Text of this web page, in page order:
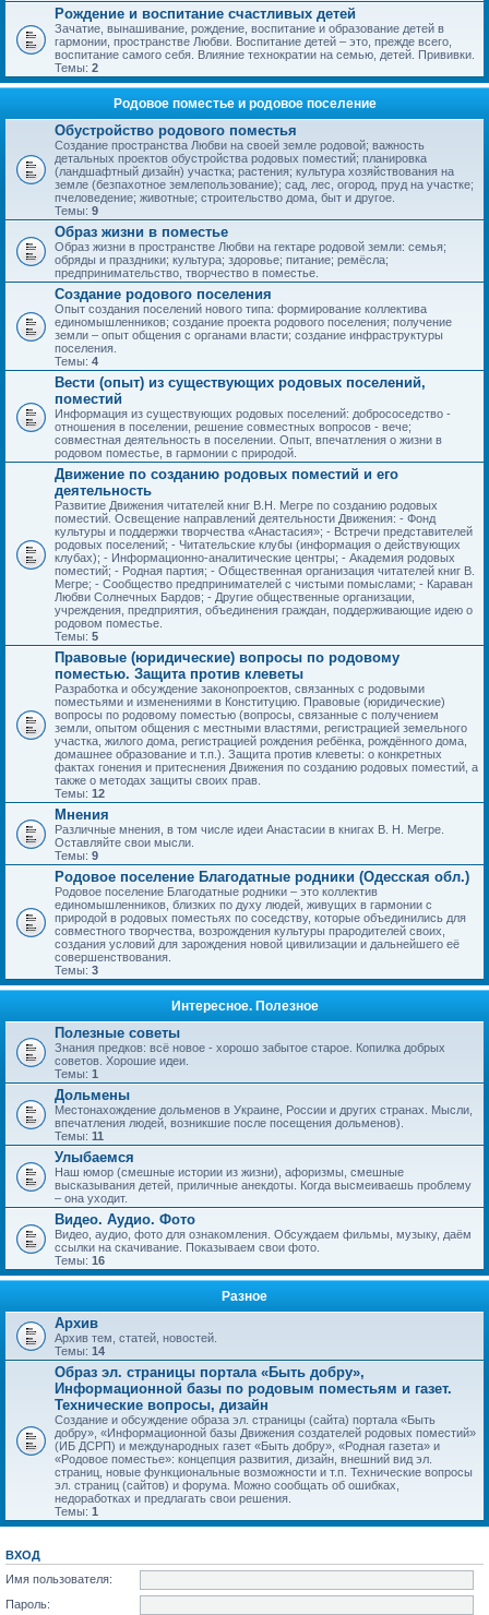
Рождение и воспитание счастливых детей
Зачатие, вынашивание, рождение, воспитание и образование детей в
гармонии, пространстве Любви. Воспитание детей – это, прежде всего,
воспитание самого себя. Влияние технократии на семью, детей. Прививки.
Темы: 2
Родовое поместье и родовое поселение
Обустройство родового поместья
Создание пространства Любви на своей земле родовой; важность
детальных проектов обустройства родовых поместий; планировка
(ландшафтный дизайн) участка; растения; культура хозяйствования на
земле (безпахотное землепользование); сад, лес, огород, пруд на участке;
пчеловедение; животные; строительство дома, быт и другое.
Темы: 9
Образ жизни в поместье
Образ жизни в пространстве Любви на гектаре родовой земли: семья;
обряды и праздники; культура; здоровье; питание; ремёсла;
предпринимательство, творчество в поместье.
Создание родового поселения
Опыт создания поселений нового типа: формирование коллектива
единомышленников; создание проекта родового поселения; получение
земли – опыт общения с органами власти; создание инфраструктуры
поселения.
Темы: 4
Вести (опыт) из существующих родовых поселений,
поместий
Информация из существующих родовых поселений: добрососедство -
отношения в поселении, решение совместных вопросов - вече;
совместная деятельность в поселении. Опыт, впечатления о жизни в
родовом поместье, в гармонии с природой.
Движение по созданию родовых поместий и его
деятельность
Развитие Движения читателей книг В.Н. Мегре по созданию родовых
поместий. Освещение направлений деятельности Движения: - Фонд
культуры и поддержки творчества «Анастасия»; - Встречи представителей
родовых поселений; - Читательские клубы (информация о действующих
клубах); - Информационно-аналитические центры; - Академия родовых
поместий; - Родная партия; - Общественная организация читателей книг В.
Мегре; - Сообщество предпринимателей с чистыми помыслами; - Караван
Любви Солнечных Бардов; - Другие общественные организации,
учреждения, предприятия, объединения граждан, поддерживающие идею о
родовом поместье.
Темы: 5
Правовые (юридические) вопросы по родовому
поместью. Защита против клеветы
Разработка и обсуждение законопроектов, связанных с родовыми
поместьями и изменениями в Конституцию. Правовые (юридические)
вопросы по родовому поместью (вопросы, связанные с получением
земли, опытом общения с местными властями, регистрацией земельного
участка, жилого дома, регистрацией рождения ребёнка, рождённого дома,
домашнее образование и т.п.). Защита против клеветы: о конкретных
фактах гонения и притеснения Движения по созданию родовых поместий, а
также о методах защиты своих прав.
Темы: 12
Мнения
Различные мнения, в том числе идеи Анастасии в книгах В. Н. Мегре.
Оставляйте свои мысли.
Темы: 9
Родовое поселение Благодатные родники (Одесская обл.)
Родовое поселение Благодатные родники – это коллектив
единомышленников, близких по духу людей, живущих в гармонии с
природой в родовых поместьях по соседству, которые объединились для
совместного творчества, возрождения культуры прародителей своих,
создания условий для зарождения новой цивилизации и дальнейшего её
совершенствования.
Темы: 3
Интересное. Полезное
Полезные советы
Знания предков: всё новое - хорошо забытое старое. Копилка добрых
советов. Хорошие идеи.
Темы: 1
Дольмены
Местонахождение дольменов в Украине, России и других странах. Мысли,
впечатления людей, возникшие после посещения дольменов).
Темы: 11
Улыбаемся
Наш юмор (смешные истории из жизни), афоризмы, смешные
высказывания детей, приличные анекдоты. Когда высмеиваешь проблему
– она уходит.
Видео. Аудио. Фото
Видео, аудио, фото для ознакомления. Обсуждаем фильмы, музыку, даём
ссылки на скачивание. Показываем свои фото.
Темы: 16
Разное
Архив
Архив тем, статей, новостей.
Темы: 14
Образ эл. страницы портала «Быть добру»,
Информационной базы по родовым поместьям и газет.
Технические вопросы, дизайн
Создание и обсуждение образа эл. страницы (сайта) портала «Быть
добру», «Информационной базы Движения создателей родовых поместий»
(ИБ ДСРП) и международных газет «Быть добру», «Родная газета» и
«Родовое поместье»: концепция развития, дизайн, внешний вид эл.
страниц, новые функциональные возможности и т.п. Технические вопросы
эл. страниц (сайтов) и форума. Можно сообщать об ошибках,
недоработках и предлагать свои решения.
Темы: 1
ВХОД
Имя пользователя:
Пароль: